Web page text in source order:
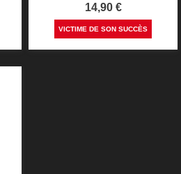
Prix
14,90 €
VICTIME DE SON SUCCÈS